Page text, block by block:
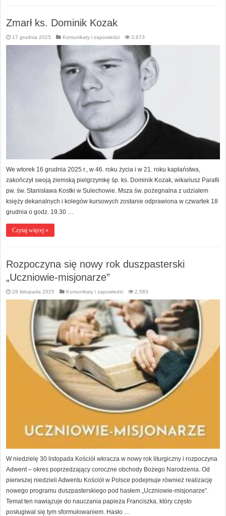
Zmarł ks. Dominik Kozak
17 grudnia 2025 Komunikaty i zapowiedzi 3,673
We wtorek 16 grudnia 2025 r., w 46. roku życia i w 21. roku kapłaństwa,
zakończył swoją ziemską pielgrzymkę śp. ks. Dominik Kozak, wikariusz Parafii
pw. św. Stanisława Kostki w Sulechowie. Msza św. pożegnalna z udziałem
księży dekanalnych i kolegów kursowych zostanie odprawiona w czwartek 18
grudnia o godz. 19.30 …
Czytaj więcej »
Rozpoczyna się nowy rok duszpasterski
„Uczniowie-misjonarze”
28 listopada 2025 Komunikaty i zapowiedzi 2,583
W niedzielę 30 listopada Kościół wkracza w nowy rok liturgiczny i rozpoczyna
Adwent – okres poprzedzający coroczne obchody Bożego Narodzenia. Od
pierwszej niedzieli Adwentu Kościół w Polsce podejmuje również realizację
nowego programu duszpasterskiego pod hasłem „Uczniowie-misjonarze”.
Temat ten nawiązuje do nauczania papieża Franciszka, który często
posługiwał się tym sformułowaniem. Hasło …